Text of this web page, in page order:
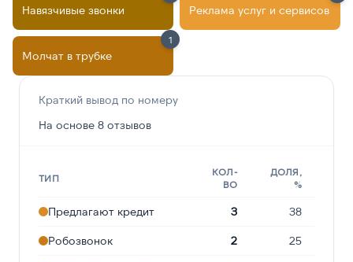
Навязчивые звонки Реклама услуг и сервисов
Молчат в трубке
1
Краткий вывод по номеру
На основе 8 отзывов
ТИП
КОЛ-
ВО
ДОЛЯ,
%
Предлагают кредит 3 38
Робозвонок 2 25